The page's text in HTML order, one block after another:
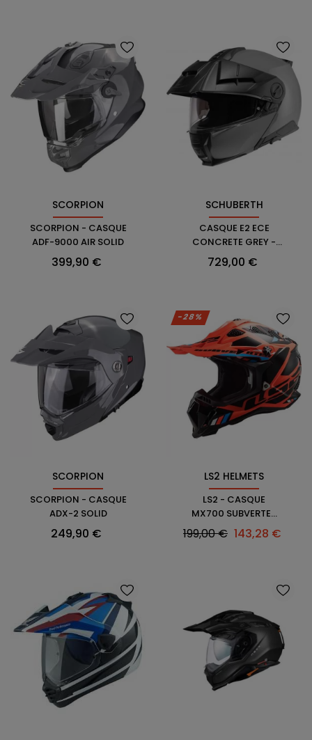
SCORPION
SCORPION - CASQUE
ADF-9000 AIR SOLID
Prix
399,90 €
SCHUBERTH
CASQUE E2 ECE
CONCRETE GREY -
SCHUBERTH
Prix
729,00 €
SCORPION
SCORPION - CASQUE
ADX-2 SOLID
Prix
249,90 €
-28%
LS2 HELMETS
LS2 - CASQUE
MX700 SUBVERTER
STOMP
Prix
199,00 € Prix
143,28 €